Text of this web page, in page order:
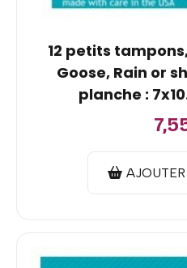
12 petits
Goose, Rain or
planche :